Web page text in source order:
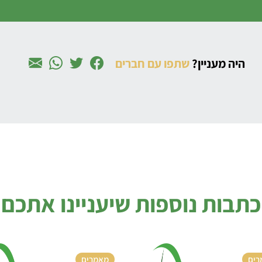
היה מעניין?שתפו עם חברים
כתבות נוספות שיעניינו אתכם
מאמרים